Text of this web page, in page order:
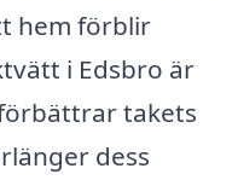
hem förblir
i Edsbro är
takets
dess